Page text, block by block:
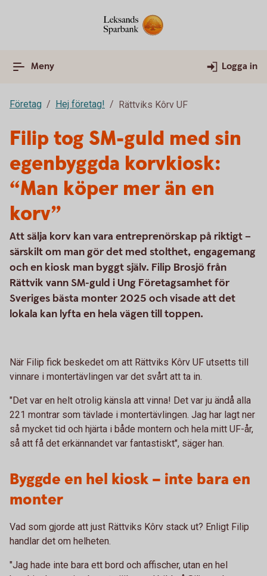
Meny Logga in
Företag Hej företag! Rättviks Kôrv UF
Filip tog SM-guld med sin
egenbyggda korvkiosk:
“Man köper mer än en
korv”
Att sälja korv kan vara entreprenörskap på riktigt –
särskilt om man gör det med stolthet, engagemang
och en kiosk man byggt själv. Filip Brosjö från
Rättvik vann SM-guld i Ung Företagsamhet för
Sveriges bästa monter 2025 och visade att det
lokala kan lyfta en hela vägen till toppen.
När Filip fick beskedet om att Rättviks Kôrv UF utsetts till
vinnare i montertävlingen var det svårt att ta in.
"Det var en helt otrolig känsla att vinna! Det var ju ändå alla
221 montrar som tävlade i montertävlingen. Jag har lagt ner
så mycket tid och hjärta i både montern och hela mitt UF-år,
så att få det erkännandet var fantastiskt", säger han.
Byggde en hel kiosk – inte bara en
monter
Vad som gjorde att just Rättviks Kôrv stack ut? Enligt Filip
handlar det om helheten.
"Jag hade inte bara ett bord och affischer, utan en hel